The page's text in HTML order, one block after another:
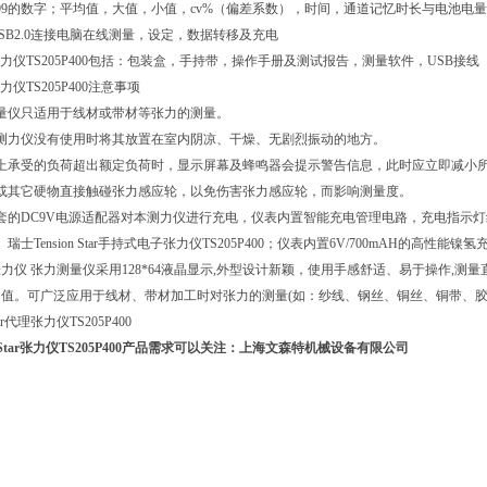
的数字；平均值，大值，小值，cv%（偏差系数），时间，通道记忆时长与电池电
连接电脑在线测量，设定，数据转移及充电
力仪TS205P400包括：包装盒，手持带，操作手册及测试报告，测量软件，USB接线
仪TS205P400注意事项
仪只适用于线材或带材等张力的测量。
力仪没有使用时将其放置在室内阴凉、干燥、无剧烈振动的地方。
承受的负荷超出额定负荷时，显示屏幕及蜂鸣器会提示警告信息，此时应立即减小
其它硬物直接触碰张力感应轮，以免伤害张力感应轮，而影响测量度。
的DC9V电源适配器对本测力仪进行充电，仪表内置智能充电管理电路，充电指示
瑞士Tension Star手持式电子张力仪TS205P400；仪表内置6V/700mAH的高性能镍
仪 张力测量仪采用128*64液晶显示,外型设计新颖，使用手感舒适、易于操作,测
。可广泛应用于线材、带材加工时对张力的测量(如：纱线、钢丝、铜丝、铜带、
张力仪TS205P400产品需求可以关注：上海文森特机械设备有限公司